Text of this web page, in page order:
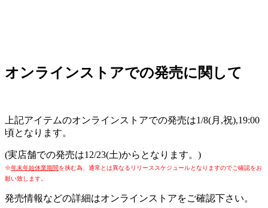
オンラインストアでの発売に関して
上記アイテムのオンラインストアでの発売は1/8(月,祝),19:00
頃となります。
(実店舗での発売は12/23(土)からとなります。)
※年末年始休業期間を挟む為、通常とは異なるリリーススケジュールとなりますのでご確認をお
願い致します。
発売情報などの詳細はオンラインストアをご確認下さい。